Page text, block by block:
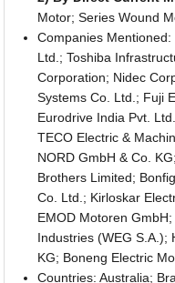
Motor; Series Wound
Companies Mentioned:
Ltd.; Toshiba
Corporation; Nidec
Systems Co. Ltd.; Fuji
Eurodrive India Pvt.
TECO Electric &
NORD GmbH & Co.
Brothers Limited;
Co. Ltd.; Kirloskar
EMOD Motoren
Industries (WEG S.A.);
KG; Boneng Electric
Countries: Australia;